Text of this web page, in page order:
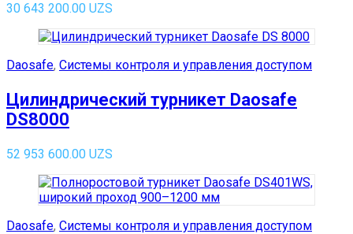
30 643 200.00 UZS
Daosafe, Системы контроля и управления доступом
Цилиндрический турникет Daosafe
DS8000
52 953 600.00 UZS
Daosafe, Системы контроля и управления доступом